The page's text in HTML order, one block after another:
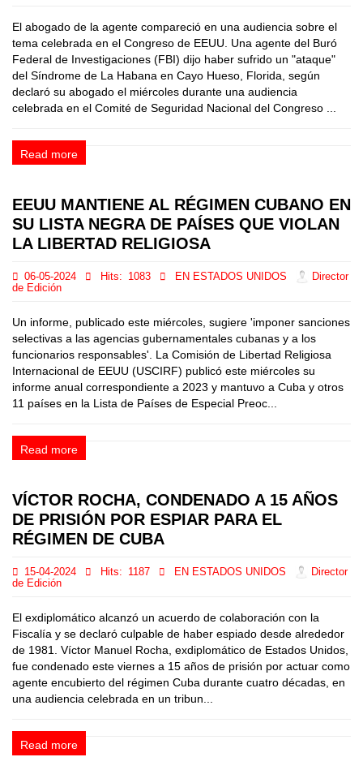
El abogado de la agente compareció en una audiencia sobre el
tema celebrada en el Congreso de EEUU. Una agente del Buró
Federal de Investigaciones (FBI) dijo haber sufrido un "ataque"
del Síndrome de La Habana en Cayo Hueso, Florida, según
declaró su abogado el miércoles durante una audiencia
celebrada en el Comité de Seguridad Nacional del Congreso ...
Read more
EEUU MANTIENE AL RÉGIMEN CUBANO EN
SU LISTA NEGRA DE PAÍSES QUE VIOLAN
LA LIBERTAD RELIGIOSA
06-05-2024 Hits: 1083 EN ESTADOS UNIDOS
Director
de Edición
Un informe, publicado este miércoles, sugiere 'imponer sanciones
selectivas a las agencias gubernamentales cubanas y a los
funcionarios responsables'. La Comisión de Libertad Religiosa
Internacional de EEUU (USCIRF) publicó este miércoles su
informe anual correspondiente a 2023 y mantuvo a Cuba y otros
11 países en la Lista de Países de Especial Preoc...
Read more
VÍCTOR ROCHA, CONDENADO A 15 AÑOS
DE PRISIÓN POR ESPIAR PARA EL
RÉGIMEN DE CUBA
15-04-2024 Hits: 1187 EN ESTADOS UNIDOS
Director
de Edición
El exdiplomático alcanzó un acuerdo de colaboración con la
Fiscalía y se declaró culpable de haber espiado desde alrededor
de 1981. Víctor Manuel Rocha, exdiplomático de Estados Unidos,
fue condenado este viernes a 15 años de prisión por actuar como
agente encubierto del régimen Cuba durante cuatro décadas, en
una audiencia celebrada en un tribun...
Read more